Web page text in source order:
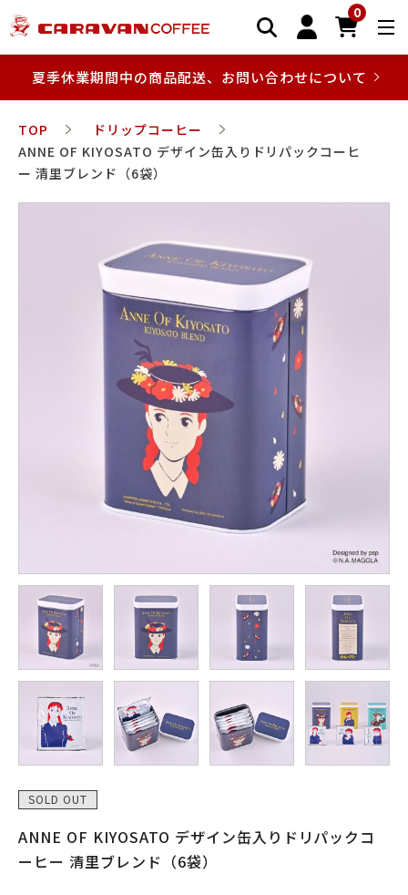
0
夏季休業期間中の商品配送、お問い合わせについて
TOP
ドリップコーヒー
ANNE OF KIYOSATO デザイン缶入りドリパックコーヒ
ー 清里ブレンド（6袋）
SOLD OUT
ANNE OF KIYOSATO デザイン缶入りドリパックコ
ーヒー 清里ブレンド（6袋）